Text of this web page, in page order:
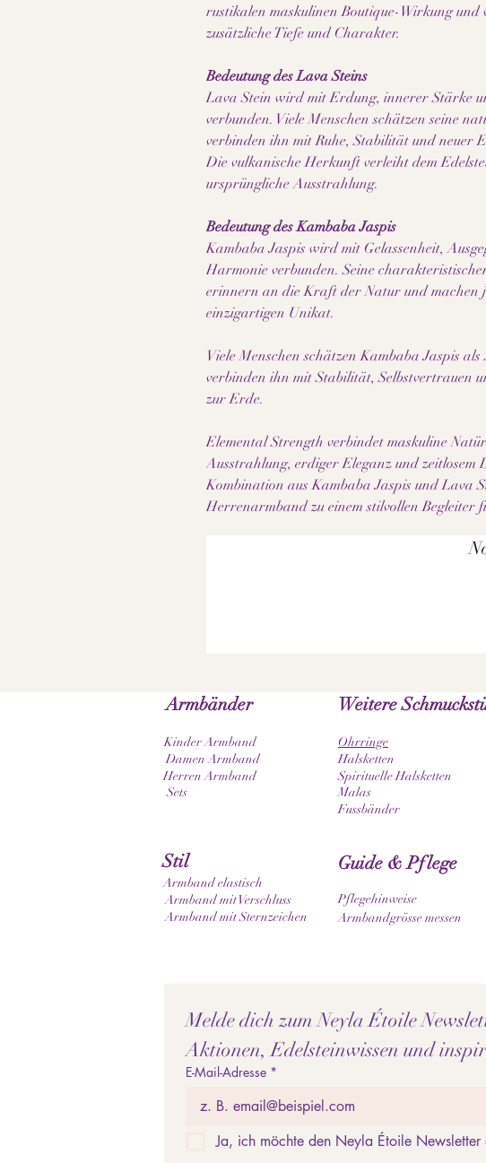
rustikalen maskulinen Boutique-Wirkung und
zusätzliche Tiefe und Charakter.
Bedeutung des Lava Steins
Lava Stein wird mit Erdung, innerer Stärke
verbunden. Viele Menschen schätzen seine
verbinden ihn mit Ruhe, Stabilität und neuer
Die vulkanische Herkunft verleiht dem
ursprüngliche Ausstrahlung.
Bedeutung des Kambaba Jaspis
Kambaba Jaspis wird mit Gelassenheit,
Harmonie verbunden. Seine
erinnern an die Kraft der Natur und machen
einzigartigen Unikat.
Viele Menschen schätzen Kambaba Jaspis
verbinden ihn mit Stabilität, Selbstvertrauen
zur Erde.
Elemental Strength verbindet maskuline
Ausstrahlung, erdiger Eleganz und zeitlosem
Kombination aus Kambaba Jaspis und Lava
Herrenarmband zu einem stilvollen Begleiter
Weitere
Ohrringe
Halsketten
Spirituelle Halsketten
Malas
Fussbänder
Armbänder
Kinder Armband
Damen Armband
Herren Armband
Sets
Stil
Armband elastisch
Armband mit Verschluss
Armband mit Sternzeichen
Guide & Pflege
Pflegehinweise
Armbandgrösse messen
Melde dich zum Neyla Étoile
Aktionen, Edelsteinwissen und
E-Mail-Adresse *
Ja, ich möchte den Neyla Étoile Newsletter